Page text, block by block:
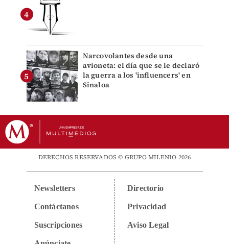
Narcovolantes desde una
avioneta: el día que se le declaró
la guerra a los 'influencers' en
Sinaloa
DERECHOS RESERVADOS © GRUPO MILENIO 2026
Newsletters
Contáctanos
Suscripciones
Directorio
Privacidad
Aviso Legal